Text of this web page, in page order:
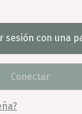
sesión con una
Conectar